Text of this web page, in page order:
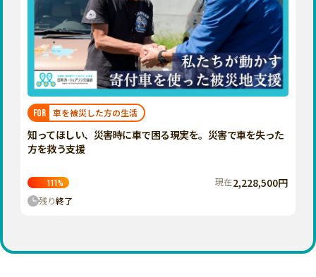
福島
関東
茨城
栃木
群馬
千葉
神奈川
石川
鳥取 島根 広島 山口
徳島 香川 愛媛 高知
九州・沖縄
福岡 佐賀 長崎
宮崎
鹿児島 沖縄
FOR 車を被災した方の生活
知ってほしい、災害時に車で困る現実を。災害で車を失った
方を救う支援
111% 現在2,228,500円
残り終了